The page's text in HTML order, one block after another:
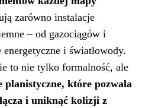
zarówno instalacje
– od gazociągów i
i światłowody.
to nie tylko formalność, ale
planistyczne, które pozwala
i uniknąć kolizji z